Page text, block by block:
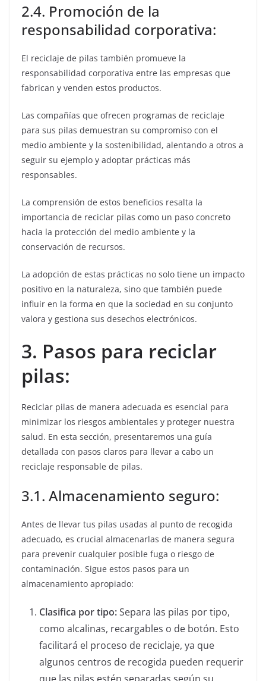
2.4. Promoción de la
responsabilidad corporativa:
El reciclaje de pilas también promueve la
responsabilidad corporativa entre las empresas que
fabrican y venden estos productos.
Las compañías que ofrecen programas de reciclaje
para sus pilas demuestran su compromiso con el
medio ambiente y la sostenibilidad, alentando a otros a
seguir su ejemplo y adoptar prácticas más
responsables.
La comprensión de estos beneficios resalta la
importancia de reciclar pilas como un paso concreto
hacia la protección del medio ambiente y la
conservación de recursos.
La adopción de estas prácticas no solo tiene un impacto
positivo en la naturaleza, sino que también puede
influir en la forma en que la sociedad en su conjunto
valora y gestiona sus desechos electrónicos.
3. Pasos para reciclar
pilas:
Reciclar pilas de manera adecuada es esencial para
minimizar los riesgos ambientales y proteger nuestra
salud. En esta sección, presentaremos una guía
detallada con pasos claros para llevar a cabo un
reciclaje responsable de pilas.
3.1. Almacenamiento seguro:
Antes de llevar tus pilas usadas al punto de recogida
adecuado, es crucial almacenarlas de manera segura
para prevenir cualquier posible fuga o riesgo de
contaminación. Sigue estos pasos para un
almacenamiento apropiado:
Clasifica por tipo:Separa las pilas por tipo,
como alcalinas, recargables o de botón. Esto
facilitará el proceso de reciclaje, ya que
algunos centros de recogida pueden requerir